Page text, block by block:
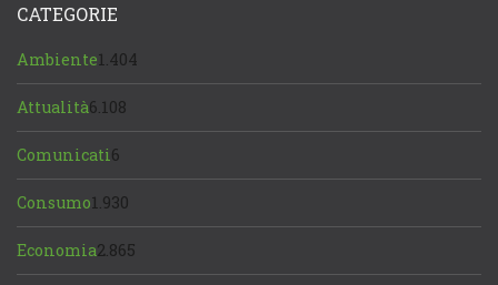
CATEGORIE
Ambiente1.404
Attualità6.108
Comunicati 6
Consumo1.930
Economia2.865